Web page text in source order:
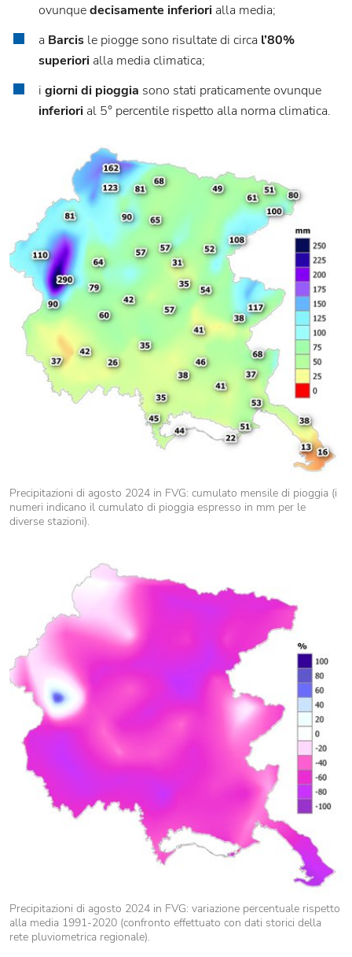
ovunquedecisamente inferiori alla media;
a Barcis le piogge sono risultate di circa l’80%
superiori alla media climatica;
i giorni di pioggia sono stati praticamente ovunque
inferiori al 5° percentile rispetto alla norma climatica.
Precipitazioni di agosto 2024 in FVG: cumulato mensile di pioggia (i
numeri indicano il cumulato di pioggia espresso in mm per le
diverse stazioni).
Precipitazioni di agosto 2024 in FVG: variazione percentuale rispetto
alla media 1991-2020 (confronto effettuato con dati storici della
rete pluviometrica regionale).